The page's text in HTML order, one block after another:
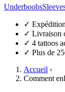
Underboobs
✓
✓ Livraison
✓ 4 tattoos
✓ Plus de
Accueil ›
Comment